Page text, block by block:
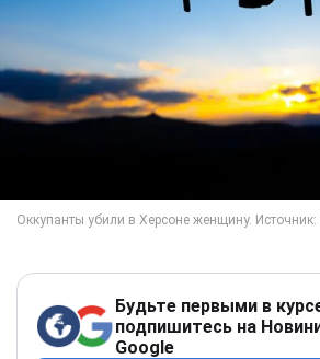
Будьте первыми в
подпишитесь на
Google